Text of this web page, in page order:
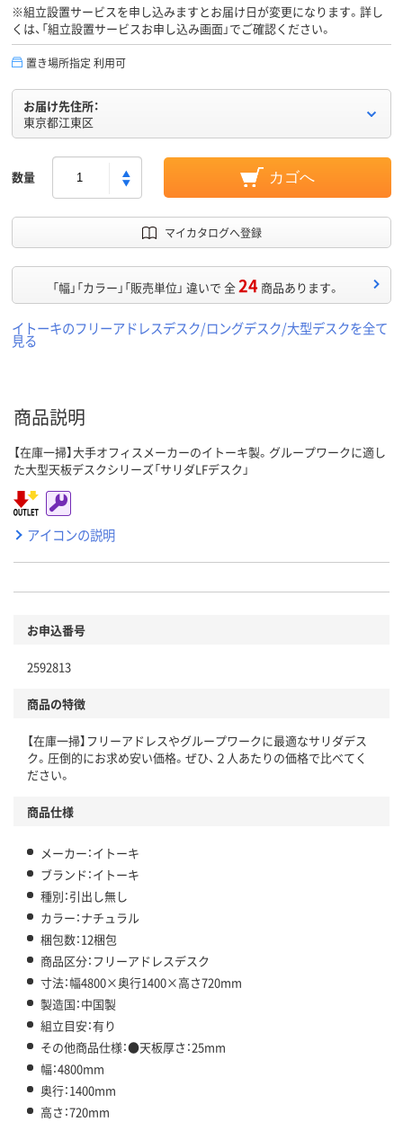
※組立設置サービスを申し込みますとお届け日が変更になります。詳し
くは、「組立設置サービスお申し込み画面」でご確認ください。
置き場所指定 利用可
お届け先住所：
東京都江東区
数量 カゴへ
マイカタログへ登録
「幅」「カラー」「販売単位」 違いで 全24 商品あります。
イトーキのフリーアドレスデスク/ロングデスク/大型デスクを全て
見る
商品説明
【在庫一掃】大手オフィスメーカーのイトーキ製。グループワークに適し
た大型天板デスクシリーズ「サリダLFデスク」
アイコンの説明
お申込番号
2592813
商品の特徴
【在庫一掃】フリーアドレスやグループワークに最適なサリダデス
ク。圧倒的にお求め安い価格。ぜひ、２人あたりの価格で比べてく
ださい。
商品仕様
メーカー：イトーキ
ブランド：イトーキ
種別：引出し無し
カラー：ナチュラル
梱包数：12梱包
商品区分：フリーアドレスデスク
寸法：幅4800×奥行1400×高さ720mm
製造国：中国製
組立目安：有り
その他商品仕様：●天板厚さ：25mm
幅：4800mm
奥行：1400mm
高さ：720mm